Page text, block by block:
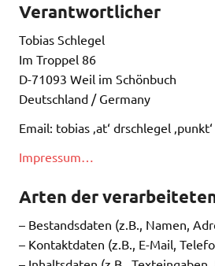
Verantwortlicher
Tobias Schlegel
Im Troppel 86
D-71093 Weil im Schönbuch
Deutschland / Germany
Email: tobias ‚at‘ drschlegel
Impressum…
Arten der
– Bestandsdaten (z.B., Namen,
– Kontaktdaten (z.B., E-Mail,